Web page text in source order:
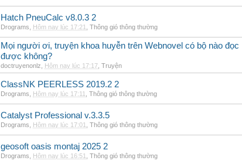
Hatch PneuCalc v8.0.3 2
Drograms Hôm nay lúc 17:21 Thông gió thông thường
Mọi người ơi, truyện khoa huyễn trên Webnovel có bộ nào đọc
được không?
doctruyenonlz Hôm nay lúc 17:17 Truyện
ClassNK PEERLESS 2019.2 2
Drograms Hôm nay lúc 17:11 Thông gió thông thường
Catalyst Professional v.3.3.5
Drograms Hôm nay lúc 17:01 Thông gió thông thường
geosoft oasis montaj 2025 2
Drograms Hôm nay lúc 16:51 Thông gió thông thường